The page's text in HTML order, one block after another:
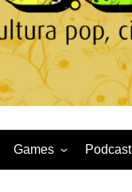
Games Podcast